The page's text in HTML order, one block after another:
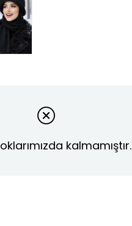
kalmamıştır.